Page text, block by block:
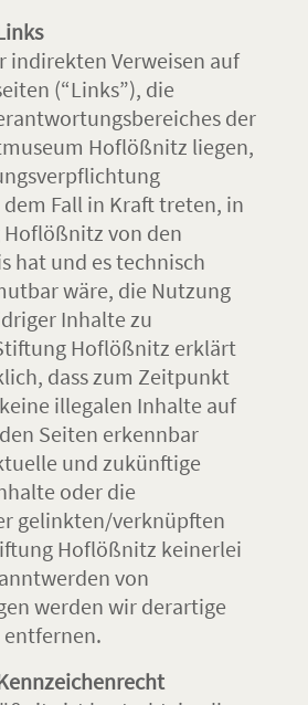
indirekten Verweisen auf
(“Links”), die
der
Hoflößnitz liegen,
Fall in Kraft treten, in
von den
hat und es technisch
wäre, die Nutzung
Inhalte zu
Hoflößnitz erklärt
dass zum Zeitpunkt
illegalen Inhalte auf
Seiten erkennbar
und zukünftige
oder die
gelinkten/verknüpften
Hoflößnitz keinerlei
von
werden wir derartige